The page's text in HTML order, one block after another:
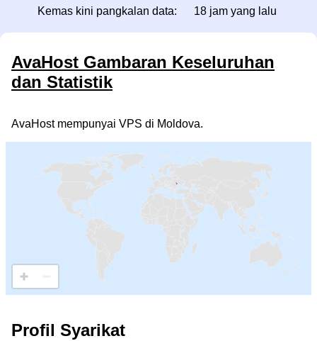
Kemas kini pangkalan data:
18 jam yang lalu
AvaHost Gambaran Keseluruhan
dan Statistik
AvaHost mempunyai VPS di Moldova.
Profil Syarikat